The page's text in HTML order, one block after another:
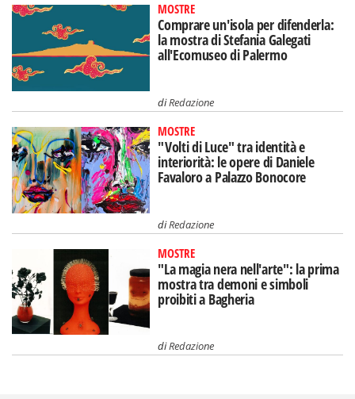
MOSTRE
Comprare un'isola per difenderla:
la mostra di Stefania Galegati
all'Ecomuseo di Palermo
diRedazione
MOSTRE
"Volti di Luce" tra identità e
interiorità: le opere di Daniele
Favaloro a Palazzo Bonocore
diRedazione
MOSTRE
"La magia nera nell'arte": la prima
mostra tra demoni e simboli
proibiti a Bagheria
diRedazione